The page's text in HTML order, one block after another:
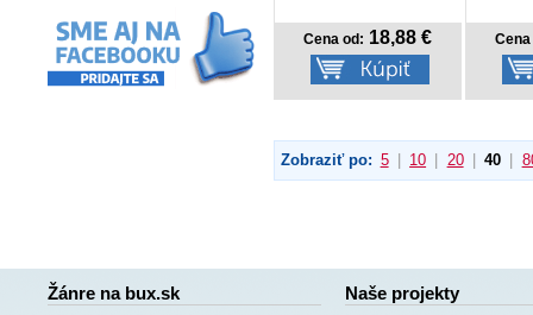
Cena od: 18,88 €
Zobraziť po: 5 10 20 40
Žánre na bux.sk Naše projekty